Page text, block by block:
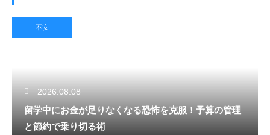
不安
2026.08.08
留学中にお金が足りなくなる恐怖を克服！予算の管理
と節約で乗り切る術